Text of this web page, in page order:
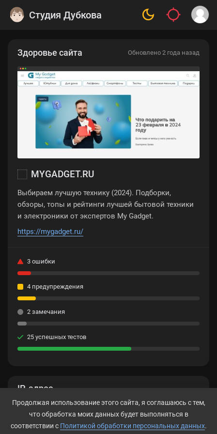
Студия Дубкова
IP-адрес
185.178.208.135
Здоровье сайта Обновлено 2 года назад
MYGADGET.RU
Выбираем лучшую технику (2024). Подборки,
обзоры, топы и рейтинги лучшей бытовой техники
и электроники от экспертов My Gadget.
https://mygadget.ru/
3 ошибки
4 предупреждения
2 замечания
25 успешных тестов
Продолжая использование этого сайта, я соглашаюсь с тем,
что обработка моих данных будет выполняться в
соответствии с Политикой обработки персональных данных.